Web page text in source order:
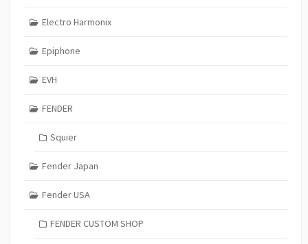
Electro Harmonix
Epiphone
EVH
FENDER
Squier
Fender Japan
Fender USA
FENDER CUSTOM SHOP